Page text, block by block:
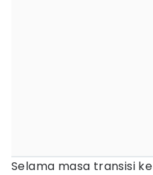
Selama masa transisi